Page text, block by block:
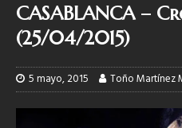
CASABLANCA –
(25/04/2015)
5 mayo, 2015 Toño Martínez